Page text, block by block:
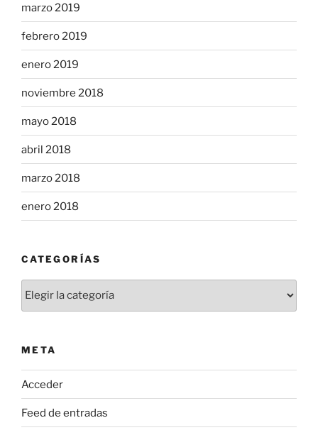
marzo 2019
febrero 2019
enero 2019
noviembre 2018
mayo 2018
abril 2018
marzo 2018
enero 2018
CATEGORÍAS
META
Acceder
Feed de entradas